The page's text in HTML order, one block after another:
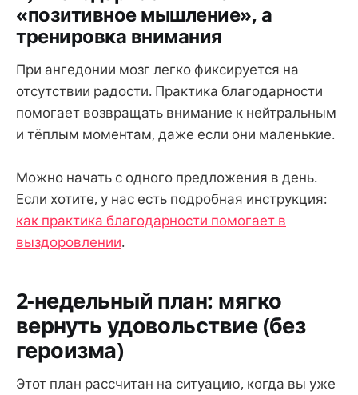
«позитивное мышление», а
тренировка внимания
При ангедонии мозг легко фиксируется на
отсутствии радости. Практика благодарности
помогает возвращать внимание к нейтральным
и тёплым моментам, даже если они маленькие.
Можно начать с одного предложения в день.
Если хотите, у нас есть подробная инструкция:
как практика благодарности помогает в
выздоровлении.
2-недельный план: мягко
вернуть удовольствие (без
героизма)
Этот план рассчитан на ситуацию, когда вы уже